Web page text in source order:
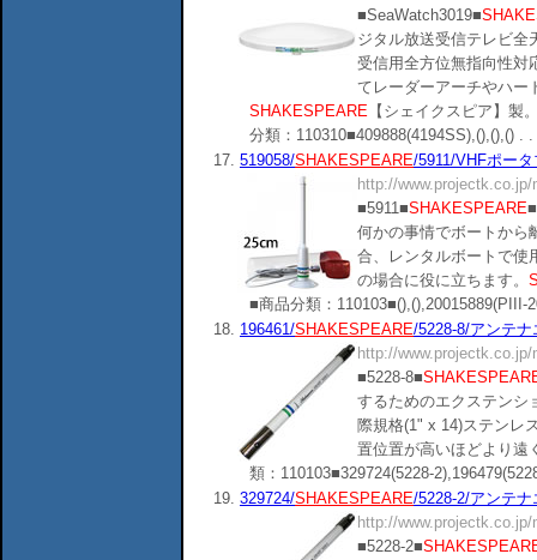
■SeaWatch3019■
ジタル放送受信テレビ全
受信用全方位無指向性対
てレーダーアーチやハー
SHAKESPEARE 【シェイクスピア】製
分類：110310■409888(4194SS),(),(),() . .
17. 519058/SHAKESPEARE/5911/VHFポー
http://
■5911■SHAKESPEARE
何かの事情でボートから
合、レンタルボートで使
の場合に役に立ちます。
■商品分類：110103■(),(),20015889(PIII-
18. 196461/SHAKESPEARE/5228-8/アンテ
http://
■5228-8■
するためのエクステンシ
際規格(1" x 14)ステンレ
置位置が高いほどより遠
類：110103■329724(5228-
19. 329724/SHAKESPEARE/5228-2/アンテ
http://
■5228-2■